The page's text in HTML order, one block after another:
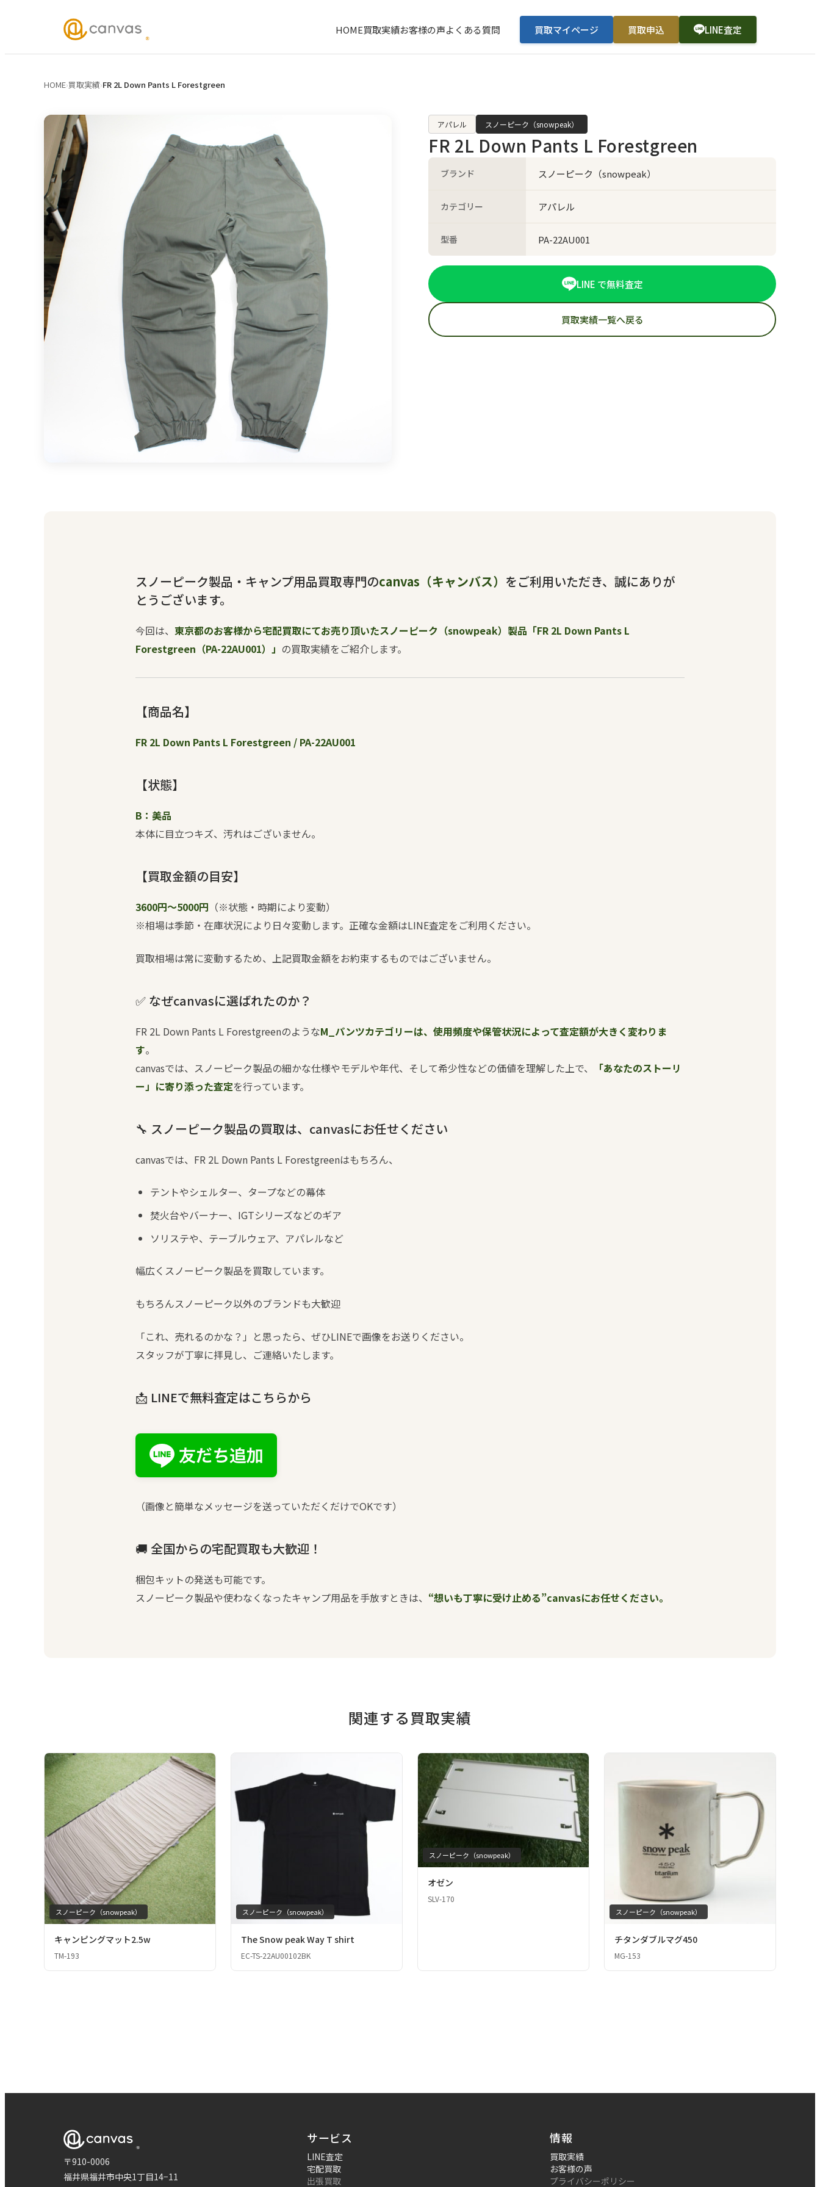
HOME買取実績お客様の声よくある質問 買取マイページ 買取申込 LINE査定
HOME›買取実績›FR 2L Down Pants L Forestgreen
アパレル スノーピーク（snowpeak）
FR 2L Down Pants L Forestgreen
ブランド スノーピーク（snowpeak）
カテゴリー アパレル
型番 PA-22AU001
LINE で無料査定
買取実績一覧へ戻る
スノーピーク製品・キャンプ用品買取専門のcanvas（キャンバス） をご利用いただき、誠にありが
とうございます。
今回は、 東京都のお客様から宅配買取にてお売り頂いたスノーピーク（snowpeak）製品「FR 2L Down Pants L
Forestgreen（PA-22AU001）」 の買取実績をご紹介します。
【商品名】
FR 2L Down Pants L Forestgreen / PA-22AU001
【状態】
B：美品
本体に目立つキズ、汚れはございません。
【買取金額の目安】
3600円～5000円 （※状態・時期により変動）
※相場は季節・在庫状況により日々変動します。正確な金額はLINE査定をご利用ください。
買取相場は常に変動するため、上記買取金額をお約束するものではございません。
✅ なぜcanvasに選ばれたのか？
FR 2L Down Pants L ForestgreenのようなM_パンツカテゴリーは、使用頻度や保管状況によって査定額が大きく変わりま
す。
canvasでは、スノーピーク製品の細かな仕様やモデルや年代、そして希少性などの価値を理解した上で、
「あなたのストーリ
ー」に寄り添った査定を行っています。
🔧 スノーピーク製品の買取は、canvasにお任せください
canvasでは、FR 2L Down Pants L Forestgreenはもちろん、
テントやシェルター、タープなどの幕体
焚火台やバーナー、IGTシリーズなどのギア
ソリステや、テーブルウェア、アパレルなど
幅広くスノーピーク製品を買取しています。
もちろんスノーピーク以外のブランドも大歓迎
「これ、売れるのかな？」と思ったら、ぜひLINEで画像をお送りください。
スタッフが丁寧に拝見し、ご連絡いたします。
📩 LINEで無料査定はこちらから
（画像と簡単なメッセージを送っていただくだけでOKです）
🚚 全国からの宅配買取も大歓迎！
梱包キットの発送も可能です。
スノーピーク製品や使わなくなったキャンプ用品を手放すときは、 “想いも丁寧に受け止める”canvasにお任せください。
関連する買取実績
スノーピーク（snowpeak）
キャンピングマット2.5w
TM-193
スノーピーク（snowpeak）
The Snow peak Way T shirt
EC-TS-22AU00102BK
スノーピーク（snowpeak）
オゼン
SLV-170
スノーピーク（snowpeak）
チタンダブルマグ450
MG-153
〒910-0006
福井県福井市中央1丁目14−11
サービス
LINE査定
宅配買取
出張買取
情報
買取実績
お客様の声
プライバシーポリシー